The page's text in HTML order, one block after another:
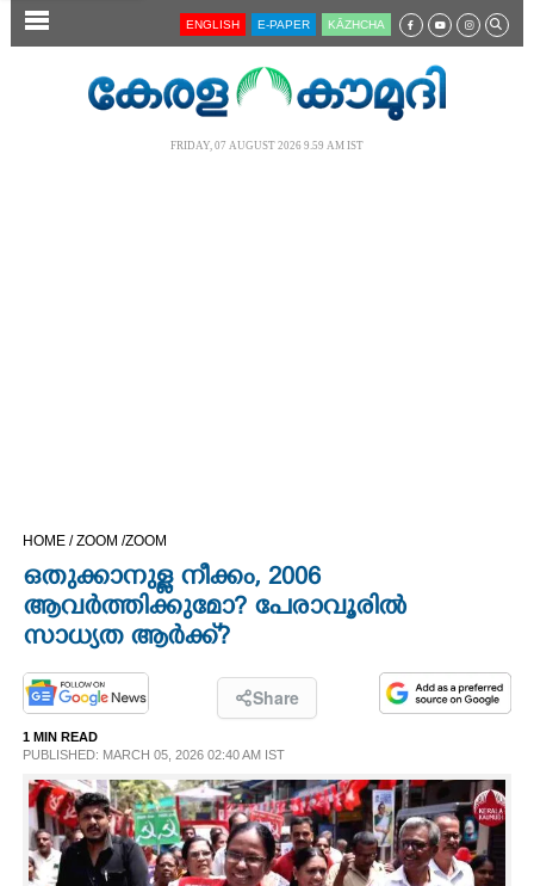
SECTIONS
OPINION
PHOTOS
LIFESTYLE
SPIRITUAL
ENGLISH E-PAPER KĀZHCHA
FRIDAY, 07 AUGUST 2026 9.59 AM IST
HOME /ZOOM /ZOOM
ഒതുക്കാനുള്ള നീക്കം, 2006
ആവർത്തിക്കുമോ? പേരാവൂരിൽ
സാധ്യത ആർക്ക്‌?
Share
1 MIN READ
PUBLISHED: MARCH 05, 2026 02:40 AM IST